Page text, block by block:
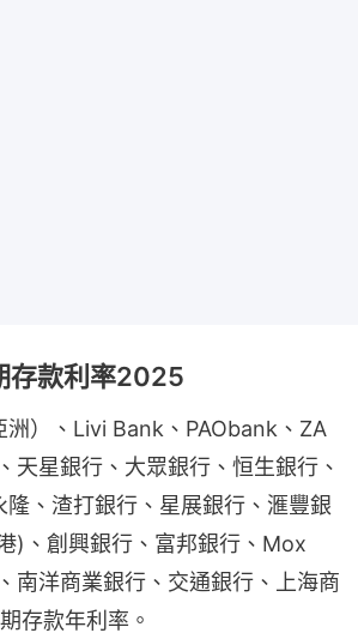
存款利率2025
洲）、Livi Bank、PAObank、ZA
天星銀行、大眾銀行、恒生銀行、
隆、渣打銀行、星展銀行、滙豐銀
)、創興銀行、富邦銀行、Mox
南洋商業銀行、交通銀行、上海商
存款年利率。